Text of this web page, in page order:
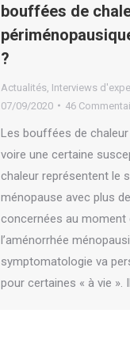
bouffées de
?
Actualités Interviews
07/09/2020
46
Les bouffées de
voire une certaine
chaleur représentent le
ménopause avec plus
concernées au moment
l’aménorrhée
symptomatologie va
pour certaines « à vie ».